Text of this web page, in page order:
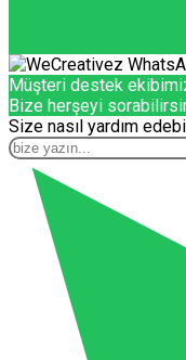
Müşteri destek
Bize herşeyi
Size nasıl yardım